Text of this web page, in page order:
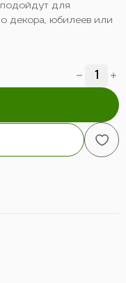
для
декора, юбилеев или